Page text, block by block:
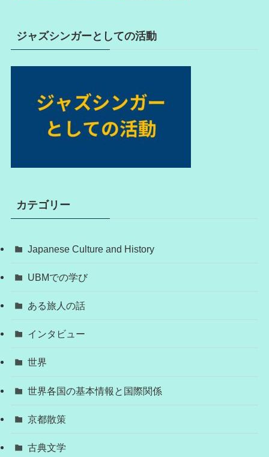
ジャズシンガーとしての活動
カテゴリー
Japanese Culture and History
UBMでの学び
ある旅人の話
インタビュー
世界
世界各国の基本情報と国際関係
京都散策
古典文学